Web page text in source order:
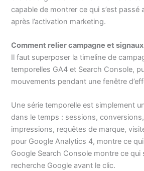
capable de montrer ce qui s’est passé
après l’activation marketing.
Comment relier campagne et
Il faut superposer la timeline de
temporelles GA4 et Search Console,
mouvements pendant une fenêtre
Une série temporelle est simplement
dans le temps : sessions, conversions,
impressions, requêtes de marque,
pour Google Analytics 4, montre ce
Google Search Console montre ce qui
recherche Google avant le clic.